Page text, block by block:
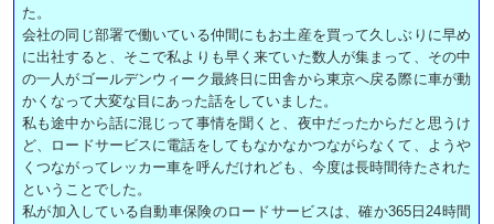
た。
会社の同じ部署で働いている仲間にもお土産を買って久しぶりに早め
に出社すると、そこで私よりも早く来ていた数人が集まって、その中
の一人がゴールデンウィーク最終日に田舎から東京へ戻る際に車が動
かくなって大変な目にあった話をしていました。
私も途中から話に混じって事情を聞くと、夜中だったからだと思うけ
ど、ロードサービスに電話をしてもなかなかつながらなくて、ようや
くつながってレッカー車を呼んだけれども、今度は長時間待たされた
ということでした。
私が加入している自動車保険のロードサービスは、確か365日24時間